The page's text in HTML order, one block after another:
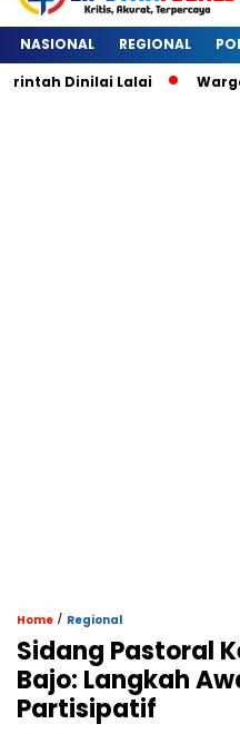
NASIONAL REGIONAL
Dinilai Lalai
Warga
Home / Regional
Sidang Pastoral
Bajo: Langkah
Partisipatif